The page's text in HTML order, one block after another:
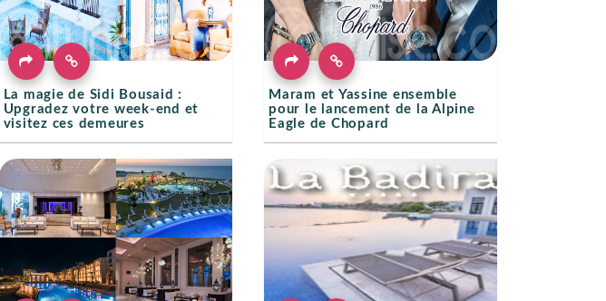
La magie de Sidi Bousaid :
Upgradez votre week-end et
visitez ces demeures
Maram et Yassine ensemble
pour le lancement de la Alpine
Eagle de Chopard